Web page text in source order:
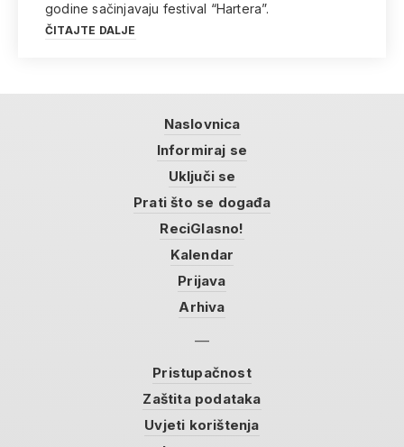
godine sačinjavaju festival “Hartera”.
ČITAJTE DALJE
Naslovnica
Informiraj se
Uključi se
Prati što se događa
ReciGlasno!
Kalendar
Prijava
Arhiva
Pristupačnost
Zaštita podataka
Uvjeti korištenja